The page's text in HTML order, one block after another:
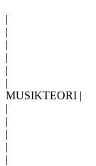
|
|
|
|
|
|
MUSIKTEORI |
|
|
|
|
|